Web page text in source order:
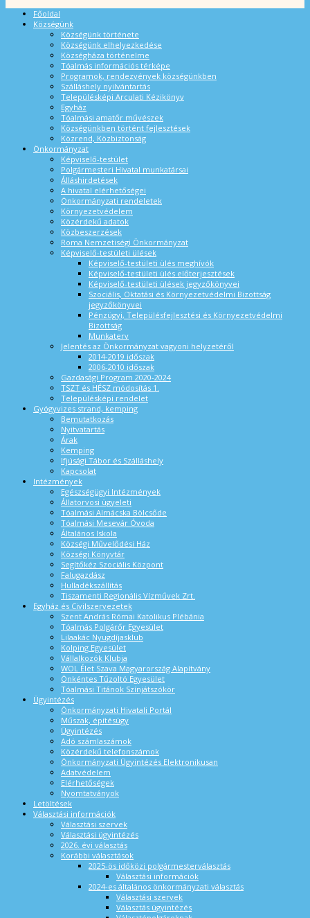
Főoldal
Községünk
Községünk története
Községünk elhelyezkedése
Községháza történelme
Tóalmás információs térképe
Programok, rendezvények községünkben
Szálláshely nyilvántartás
Településképi Arculati Kézikönyv
Egyház
Tóalmási amatőr művészek
Községünkben történt fejlesztések
Közrend, Közbiztonság
Önkormányzat
Képviselő-testület
Polgármesteri Hivatal munkatársai
Álláshirdetések
A hivatal elérhetőségei
Önkormányzati rendeletek
Környezetvédelem
Közérdekű adatok
Közbeszerzések
Roma Nemzetiségi Önkormányzat
Képviselő-testületi ülések
Képviselő-testületi ülés meghívók
Képviselő-testületi ülés előterjesztések
Képviselő-testületi ülések jegyzőkönyvei
Szociális, Oktatási és Környezetvédelmi Bizottság
jegyzőkönyvei
Pénzügyi, Településfejlesztési és Környezetvédelmi
Bizottság
Munkaterv
Jelentés az Önkormányzat vagyoni helyzetéről
2014-2019 időszak
2006-2010 időszak
Gazdasági Program 2020-2024
TSZT és HÉSZ módosítás 1.
Településképi rendelet
Gyógyvizes strand, kemping
Bemutatkozás
Nyitvatartás
Árak
Kemping
Ifjúsági Tábor és Szálláshely
Kapcsolat
Intézmények
Egészségügyi Intézmények
Állatorvosi ügyeleti
Tóalmási Almácska Bölcsőde
Tóalmási Mesevár Óvoda
Általános Iskola
Községi Művelődési Ház
Községi Könyvtár
Segítőkéz Szociális Központ
Falugazdász
Hulladékszállítás
Tiszamenti Regionális Vízművek Zrt.
Egyház és Civilszervezetek
Szent András Római Katolikus Plébánia
Tóalmás Polgárőr Egyesület
Lilaakác Nyugdíjasklub
Kolping Egyesület
Vállalkozók Klubja
WOL Élet Szava Magyarország Alapítvány
Önkéntes Tűzoltó Egyesület
Tóalmási Titánok Színjátszókör
Ügyintézés
Önkormányzati Hivatali Portál
Műszak, építésügy
Ügyintézés
Adó számlaszámok
Közérdekű telefonszámok
Önkormányzati Ügyintézés Elektronikusan
Adatvédelem
Elérhetőségek
Nyomtatványok
Letöltések
Választási információk
Választási szervek
Választási ügyintézés
2026. évi választás
Korábbi választások
2025-ös időközi polgármesterválasztás
Választási információk
2024-es általános önkormányzati választás
Választási szervek
Választás ügyintézés